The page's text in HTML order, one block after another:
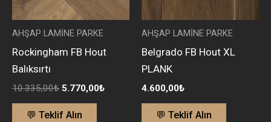
AHŞAP LAMİNE PARKE
Rockingham FB Hout
Balıksırtı
10.335,00₺ 5.770,00₺
💬 Teklif Alın
AHŞAP LAMİNE PARKE
Belgrado FB Hout XL
PLANK
4.600,00₺
💬 Teklif Alın